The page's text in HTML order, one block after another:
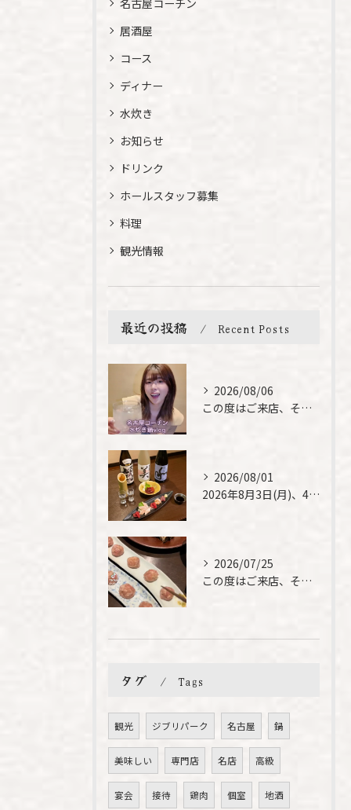
居酒屋
コース
ディナー
水炊き
お知らせ
ドリンク
ホールスタッフ募集
料理
観光情報
最近の投稿 Recent Posts
2026/08/06
この度はご来店、そして素敵なご紹介誠にありがとうございます✨...
2026/08/01
2026年8月3日(月)、4日(火)は、臨時休業させて頂きま...
2026/07/25
この度はご来店、そして素敵なご紹介誠にありがとうございます✨...
タグ Tags
観光 ジブリパーク 名古屋 鍋
美味しい 専門店 名店 高級
宴会 接待 鶏肉 個室 地酒